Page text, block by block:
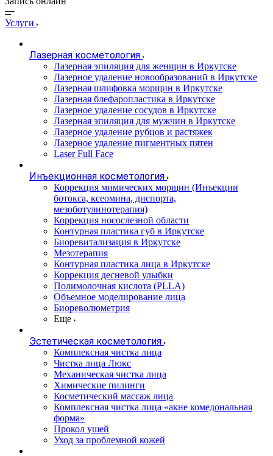
Услуги
Лазерная косметология
Лазерная эпиляция для женщин в Иркутске
Лазерное удаление новообразований в Иркутске
Лазерная шлифовка морщин в Иркутске
Лазерная блефаропластика в Иркутске
Лазерное удаление сосудов в Иркутске
Лазерная эпиляция для мужчин в Иркутске
Лазерное удаление рубцов и растяжек
Лазерное удаление пигментных пятен
​​Laser Full Face
Инъекционная косметология
Коррекция мимических морщин (Инъекции
ботокса, ксеомина, диспорта,
мезоботулинотерапия)
Коррекция носослезной области
Контурная пластика губ в Иркутске
Биоревитализация в Иркутске
Мезотерапия
Контурная пластика лица в Иркутске
Коррекция десневой улыбки
Полимолочная кислота (PLLA)
Объемное моделирование лица
Биореволюметрия
Еще
Эстетическая косметология
Комплексная чистка лица
Чистка лица Люкс
Механическая чистка лица
Химические пилинги
Косметический массаж лица
Комплексная чистка лица «акне комедональная
форма»
Прокол ушей
Уход за проблемной кожей